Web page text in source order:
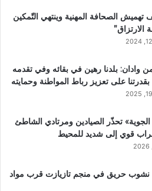
تهميش الصحافة المهنية وينتهي التّمكين
الارتزاق”
وادان: بلدنا رهين في بقائه وفي تقدمه
بقدرتنا على تعزيز رباط المواطنة وحمايته
الجوية» تحذّر الصيادين ومرتادي الشاطئ
قوي إلى شديد للمحيط
نشوب حريق في منجم تازيازت قرب مواد